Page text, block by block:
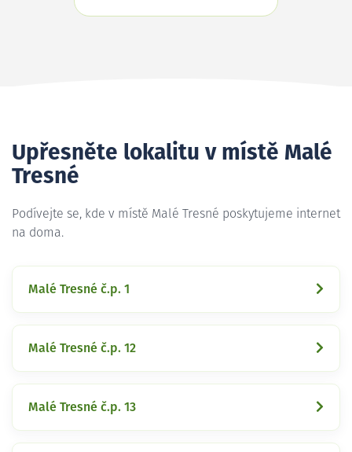
Upřesněte lokalitu v místě Malé
Tresné
Podívejte se, kde v místě Malé Tresné poskytujeme internet
na doma.
Malé Tresné č.p. 1
Malé Tresné č.p. 12
Malé Tresné č.p. 13